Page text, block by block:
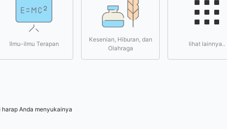
Ilmu-ilmu Terapan
Kesenian, Hiburan, dan
Olahraga
lihat lainnya..
Anda menyukainya